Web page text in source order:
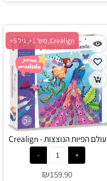
Crealign, מש' 1+, גיל 5+
עולם הפיות הנוצצות - Crealign
₪159.90